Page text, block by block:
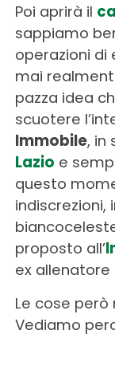
Poi aprirà il
sappiamo
operazioni di
mai
pazza idea
scuotere
Immobile, in
Lazio e
questo
indiscrezioni,
proposto all’
ex allenatore
Le cose però
Vediamo